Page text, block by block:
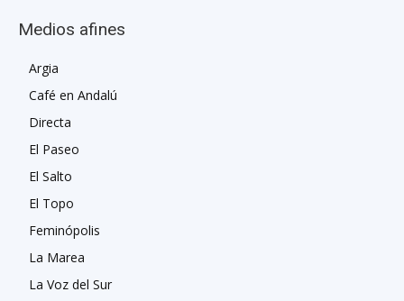
Medios afines
Argia
Café en Andalú
Directa
El Paseo
El Salto
El Topo
Feminópolis
La Marea
La Voz del Sur